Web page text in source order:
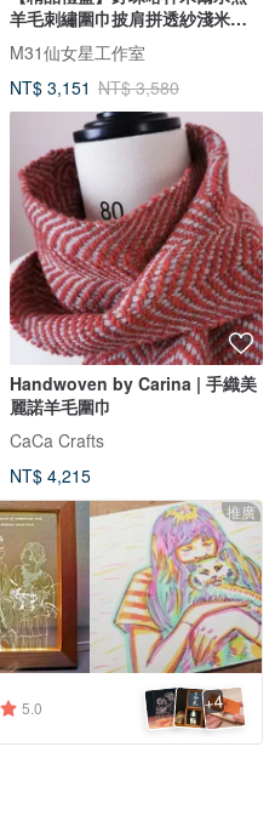
羊毛刺繡圍巾披肩拼透紗淺米灰
藤蔓
M31仙女星工作室
NT$ 3,151 NT$ 3,580
Handwoven by Carina | 手織美
麗諾羊毛圍巾
CaCa Crafts
NT$ 4,215
推廣
5.0 +4